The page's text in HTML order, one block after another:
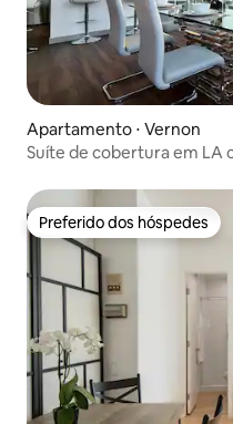
Apartamento ⋅ Vernon
Suíte de cobertura em LA
Preferido dos hóspedes
Preferido dos hóspedes